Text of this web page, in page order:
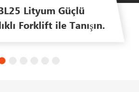
Lityum Güçlü
Forklift ile Tanışın.